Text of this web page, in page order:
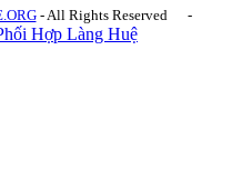
- All Rights Reserved -
Hợp Làng Huệ